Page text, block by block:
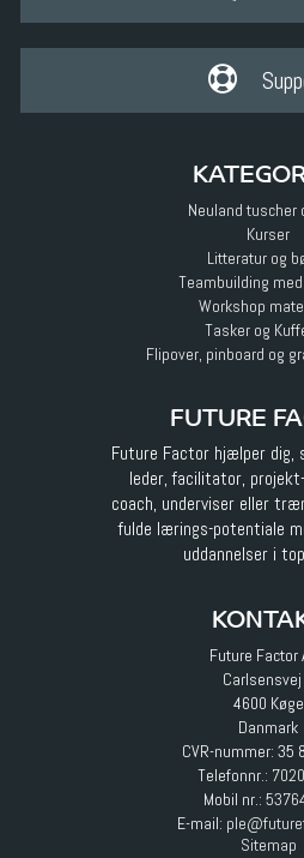
Neuland tuscher
Kurser
Litteratur og
Teambuilding
Workshop
Tasker og
Flipover, pinboard og
FUTURE
Future Factor hjælper dig,
leder, facilitator,
coach, underviser eller
fulde lærings-potentiale
uddannelser i
Future Factor
Carlsensvej
4600 Køge
Danmark
CVR-nummer: 35
Telefonnr.:
Mobil nr.:
E-mail:
Sitemap